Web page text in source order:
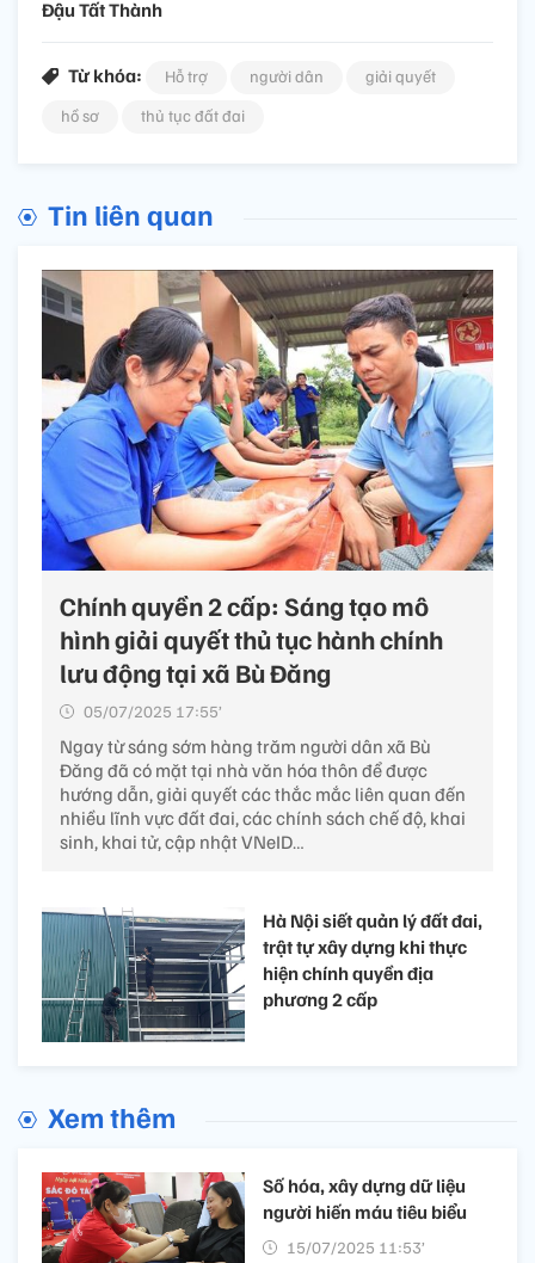
Đậu Tất Thành
Từ khóa: Hỗ trợ người dân
giải quyết
hồ sơ
thủ tục đất đai
Tin liên quan
Chính quyền 2 cấp: Sáng tạo mô
hình giải quyết thủ tục hành chính
lưu động tại xã Bù Đăng
05/07/2025 17:55’
Ngay từ sáng sớm hàng trăm người dân xã Bù
Đăng đã có mặt tại nhà văn hóa thôn để được
hướng dẫn, giải quyết các thắc mắc liên quan đến
nhiều lĩnh vực đất đai, các chính sách chế độ, khai
sinh, khai tử, cập nhật VNeID…
Hà Nội siết quản lý đất đai,
trật tự xây dựng khi thực
hiện chính quyền địa
phương 2 cấp
Xem thêm
Số hóa, xây dựng dữ liệu
người hiến máu tiêu biểu
15/07/2025 11:53’